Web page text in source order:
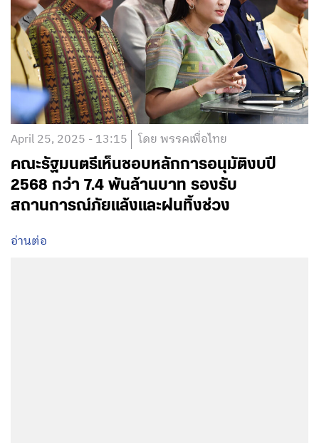
April 25, 2025 - 13:15 โดย พรรคเพื่อไทย
คณะรัฐมนตรีเห็นชอบหลักการอนุมัติงบปี
2568 กว่า 7.4 พันล้านบาท รองรับ
สถานการณ์ภัยแล้งและฝนทิ้งช่วง
อ่านต่อ